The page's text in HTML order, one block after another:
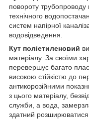
повороту трубопроводу
технічного
систем напірної
водовідведення.
Кут поліетиленовий
матеріалу. За своїми
перевершує багато
високою стійкістю до
антикорозійними
з цього матеріалу,
служби, а вода,
здатний